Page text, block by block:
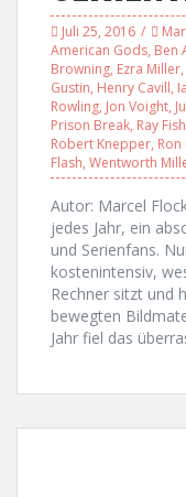
Juli 25, 2016
American Gods, Ben
Browning, Ezra Miller,
Gustin, Henry Cavill,
Rowling, Jon Voight,
Prison Break, Ray
Robert Knepper, Ron
Flash, Wentworth
Autor: Marcel
jedes Jahr, ein
und Serienfans.
kostenintensiv,
Rechner sitzt und
bewegten
Jahr fiel das